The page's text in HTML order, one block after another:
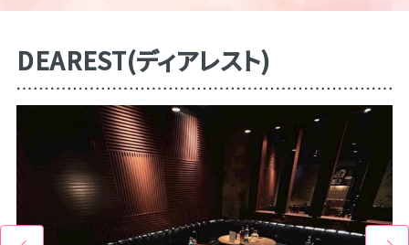
DEAREST(ディアレスト)